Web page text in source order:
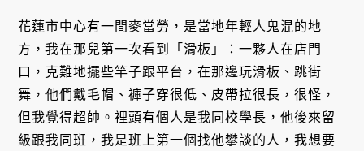
花蓮市中心有一間麥當勞，是當地年輕人鬼混的地
方，我在那兒第一次看到「滑板」：一夥人在店門
口，克難地擺些竿子跟平台，在那邊玩滑板、跳街
舞，他們戴毛帽、褲子穿很低、皮帶拉很長，很怪，
但我覺得超帥。裡頭有個人是我同校學長，他後來留
級跟我同班，我是班上第一個找他攀談的人，我想要